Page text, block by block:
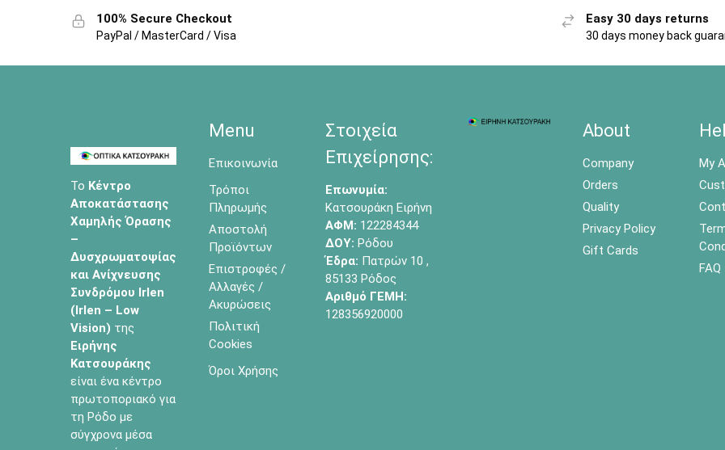
100% Secure Checkout
PayPal / MasterCard / Visa
Easy 30 days returns
30 days money back
Το Κέντρο
Αποκατάστασης
Χαμηλής Όρασης
–
Δυσχρωματοψίας
και Ανίχνευσης
Συνδρόμου Irlen
(Irlen – Low
Vision) της
Ειρήνης
Κατσουράκης
είναι ένα κέντρο
πρωτοποριακό για
τη Ρόδο με
σύγχρονα μέσα
Menu
Επικοινωνία
Τρόποι
Πληρωμής
Αποστολή
Προϊόντων
Επιστροφές /
Αλλαγές /
Ακυρώσεις
Πολιτική
Cookies
Όροι Χρήσης
Στοιχεία
Επιχείρησης:
Επωνυμία:
Κατσουράκη Ειρήνη
ΑΦΜ: 122284344
ΔΟΥ: Ρόδου
Έδρα: Πατρών 10 ,
85133 Ρόδος
Αριθμό ΓΕΜΗ:
128356920000
About
Company
Orders
Quality
Privacy Policy
Gift Cards
My
FAQ